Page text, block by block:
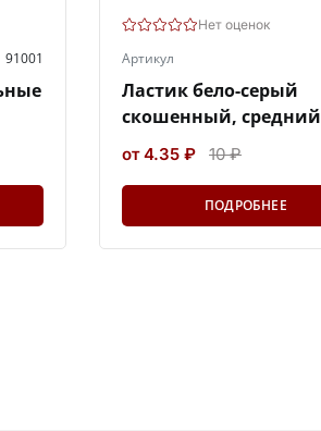
91001
Нет оценок
Артикул
Ластик бело-серый
скошенный, средний
от 4.35 ₽ 10 ₽
ПОДРОБНЕЕ